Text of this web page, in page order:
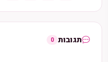
תגובות 0